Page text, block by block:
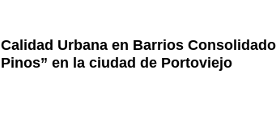
Calidad Urbana en Barrios
Pinos” en la ciudad de Portoviejo